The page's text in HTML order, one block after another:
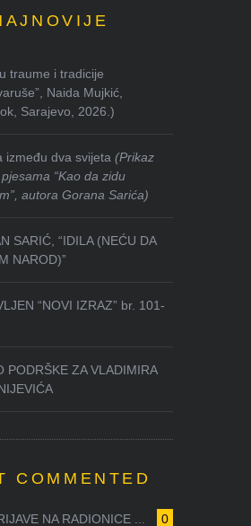
traume i tradicije
Naida Mujkić,
Sarajevo, 2026.)
između dva svijeta(Prikaz
“Kao da zidu
autora Gorana Sarića)
SARIĆ, “IDILA (NEĆU DA
NAROD)”
“NOVI IZRAZ” br. 101-
PODRŠKE ZA VLADIMIRA
COMMENTED
0
NA RADIONICE ...